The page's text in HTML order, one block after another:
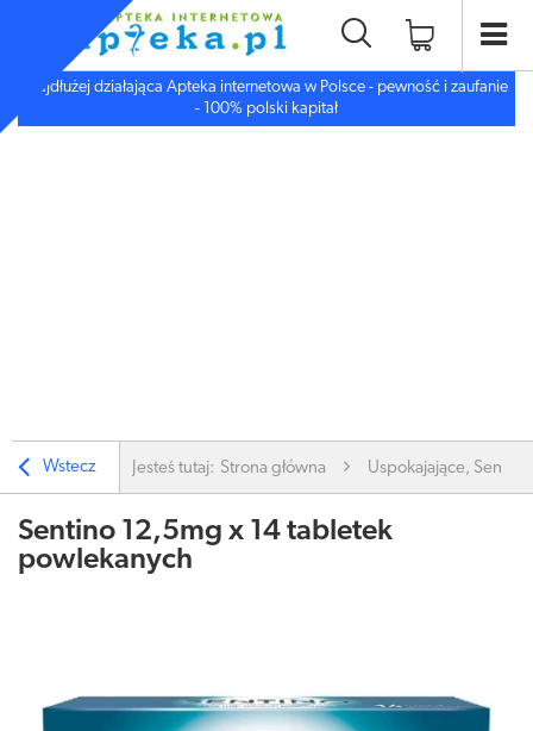
Najdłużej działająca Apteka internetowa w Polsce - pewność i zaufanie
- 100% polski kapitał
Wstecz Jesteś tutaj: Strona główna Uspokajające, Sen,
Sentino 12,5mg x 14 tabletek
powlekanych